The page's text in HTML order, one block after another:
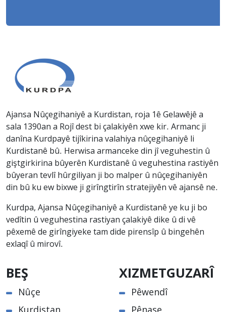
Ajansa Nûçegihaniyê a Kurdistan, roja 1ê Gelawêjê a
sala 1390an a Rojî dest bi çalakiyên xwe kir. Armanc ji
danîna Kurdpayê tijîkirina valahiya nûçegihaniyê li
Kurdistanê bû. Herwisa armanceke din jî veguhestin û
giştgirkirina bûyerên Kurdistanê û veguhestina rastiyên
bûyeran tevlî hûrgiliyan ji bo malper û nûçegihaniyên
din bû ku ew bixwe ji girîngtirîn stratejiyên vê ajansê ne.
Kurdpa, Ajansa Nûçegihaniyê a Kurdistanê ye ku ji bo
vedîtin û veguhestina rastiyan çalakiyê dike û di vê
pêxemê de girîngiyeke tam dide pirensîp û bingehên
exlaqî û mirovî.
BEŞ
Nûçe
XIZMETGUZARÎ
Pêwendî